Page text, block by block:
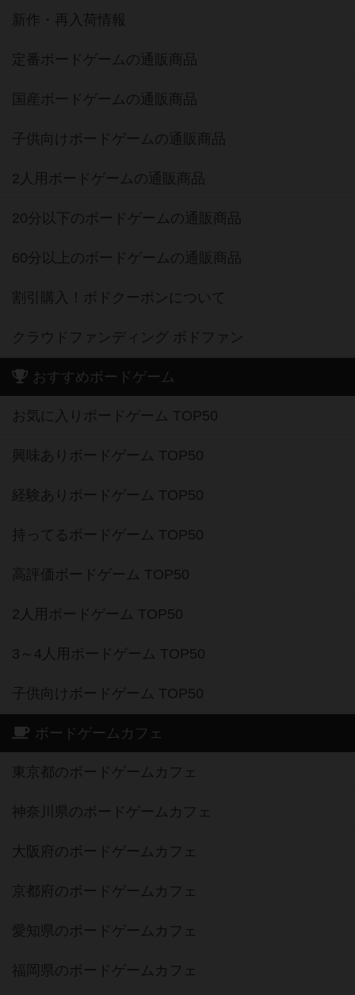
新作・再入荷情報
定番ボードゲームの通販商品
国産ボードゲームの通販商品
子供向けボードゲームの通販商品
2人用ボードゲームの通販商品
20分以下のボードゲームの通販商品
60分以上のボードゲームの通販商品
割引購入！ボドクーポンについて
クラウドファンディング ボドファン
おすすめボードゲーム
お気に入りボードゲーム TOP50
興味ありボードゲーム TOP50
経験ありボードゲーム TOP50
持ってるボードゲーム TOP50
高評価ボードゲーム TOP50
2人用ボードゲーム TOP50
3～4人用ボードゲーム TOP50
子供向けボードゲーム TOP50
ボードゲームカフェ
東京都のボードゲームカフェ
神奈川県のボードゲームカフェ
大阪府のボードゲームカフェ
京都府のボードゲームカフェ
愛知県のボードゲームカフェ
福岡県のボードゲームカフェ